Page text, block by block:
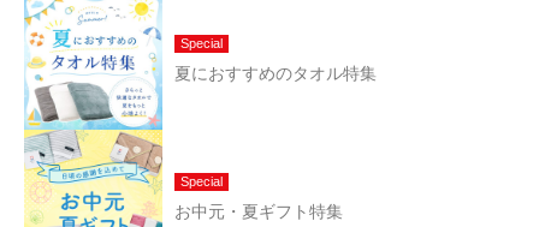
Special
夏におすすめのタオル特集
Special
お中元・夏ギフト特集